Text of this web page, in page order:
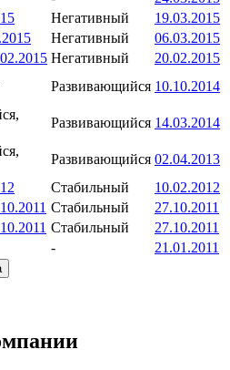
Негативный
19.03.2015
Негативный
06.03.2015
Негативный
20.02.2015
Развивающийся 10.10.2014
Развивающийся 14.03.2014
Развивающийся 02.04.2013
Стабильный
10.02.2012
Стабильный
27.10.2011
Стабильный
27.10.2011
- 21.01.2011